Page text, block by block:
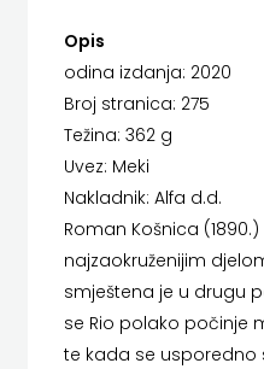
KONCILA
HARFA
HD
HERCEG
STJEPAN
KOSAČA
HENA
KYRIOS
LIJEPA RIJEČ
LUMEN
MATICA HRVATSKA
MLADINSKA KNJIGA
MOZAIK
MOZAIK KNJIGA
Opis
odina izdanja: 2020
Broj stranica: 275
Težina: 362 g
Uvez: Meki
Nakladnik: Alfa d.d.
Roman Košnica
najzaokruženijim
smještena je u drugu
se Rio polako počinje
te kada se